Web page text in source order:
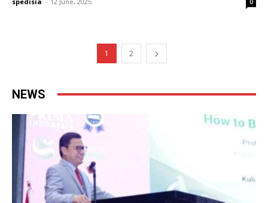
1 2
NEWS